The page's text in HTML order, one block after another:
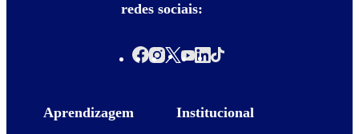
redes sociais:
Aprendizagem Institucional